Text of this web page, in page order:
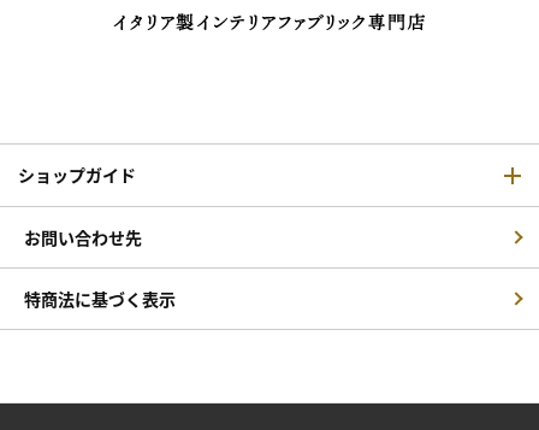
ショップガイド
お問い合わせ先
特商法に基づく表示